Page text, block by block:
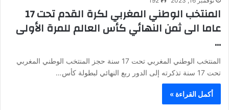
المنتخب الوطني المغربي لكرة القدم تحت 17
عاما الى ثمن النهائي كأس العالم للمرة الأولى
…
المنتخب الوطني المغربي تحت 17 سنة حجز المنتخب الوطني المغربي
تحت 17 سنة تذكرته إلى الدور ربع النهائي لبطولة كأس…
أكمل القراءة »